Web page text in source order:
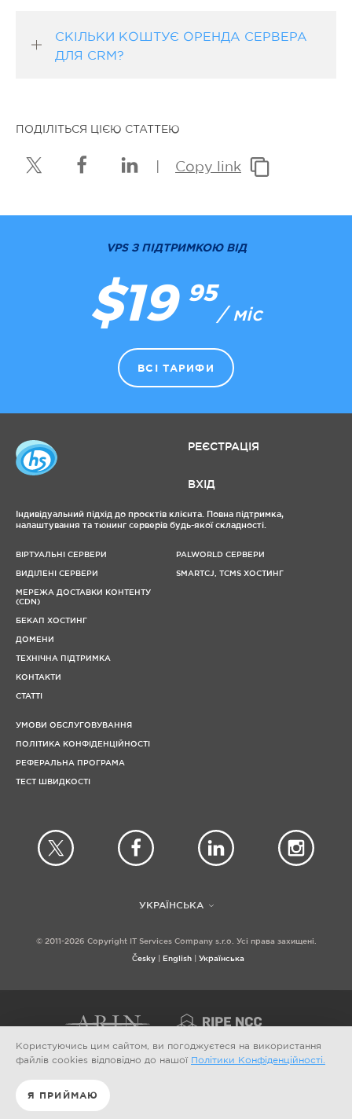
СКІЛЬКИ КОШТУЄ ОРЕНДА СЕРВЕРА
ДЛЯ CRM?
ПОДІЛІТЬСЯ ЦІЄЮ СТАТТЕЮ
Copy link
VPS З ПІДТРИМКОЮ ВІД
$19 95
/ міс
ВСІ ТАРИФИ
РЕЄСТРАЦІЯ
ВХІД
Індивідуальний підхід до проєктів клієнта. Повна підтримка,
налаштування та тюнинг серверів будь-якої складності.
ВІРТУАЛЬНІ СЕРВЕРИ
ВИДІЛЕНІ СЕРВЕРИ
МЕРЕЖА ДОСТАВКИ КОНТЕНТУ
(CDN)
БЕКАП ХОСТИНГ
ДОМЕНИ
ТЕХНІЧНА ПІДТРИМКА
КОНТАКТИ
СТАТТІ
PALWORLD СЕРВЕРИ
SMARTCJ, TCMS ХОСТИНГ
УМОВИ ОБСЛУГОВУВАННЯ
ПОЛІТИКА КОНФІДЕНЦІЙНОСТІ
РЕФЕРАЛЬНА ПРОГРАМА
ТЕСТ ШВИДКОСТІ
УКРАЇНСЬКА
© 2011-2026 Copyright IT Services Company s.r.o. Усі права захищені.
Česky
English Українська
МЕТОДИ ОПЛАТИ
Користуючись цим сайтом, ви погоджуєтеся на використання
файлів cookies відповідно до нашої Політики Конфіденційності.
Я ПРИЙМАЮ